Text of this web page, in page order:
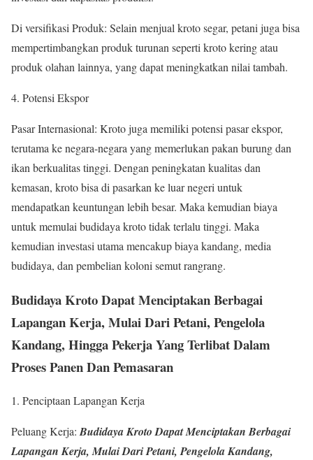
Di versifikasi Produk: Selain menjual kroto segar, petani juga bisa
mempertimbangkan produk turunan seperti kroto kering atau
produk olahan lainnya, yang dapat meningkatkan nilai tambah.
4. Potensi Ekspor
Pasar Internasional: Kroto juga memiliki potensi pasar ekspor,
terutama ke negara-negara yang memerlukan pakan burung dan
ikan berkualitas tinggi. Dengan peningkatan kualitas dan
kemasan, kroto bisa di pasarkan ke luar negeri untuk
mendapatkan keuntungan lebih besar. Maka kemudian biaya
untuk memulai budidaya kroto tidak terlalu tinggi. Maka
kemudian investasi utama mencakup biaya kandang, media
budidaya, dan pembelian koloni semut rangrang.
Budidaya Kroto Dapat Menciptakan Berbagai
Lapangan Kerja, Mulai Dari Petani, Pengelola
Kandang, Hingga Pekerja Yang Terlibat Dalam
Proses Panen Dan Pemasaran
1. Penciptaan Lapangan Kerja
Peluang Kerja:Budidaya Kroto Dapat Menciptakan Berbagai
Lapangan Kerja, Mulai Dari Petani, Pengelola Kandang,